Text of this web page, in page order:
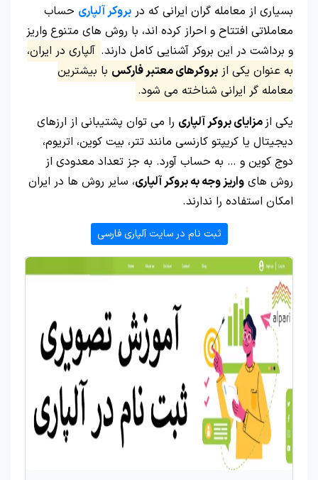
بسیاری از معامله گران ایرانی که در بروکر آلپاری حساب
معاملاتی افتتاح و احراز کرده اند، با روش های متنوع واریز
و برداشت در این بروکر آشنایی کامل دارند. آلپاری در ایران،
به عنوان یکی از بروکرهای معتبر فارکس با بیشترین
معامله گر ایرانی شناخته می شود.
یکی ازمزایای بروکر آلپاری را می توان پشتیبانی از ارزهای
دیجیتال یا کریپتو کارنسی مانند تتر، بیت کوین، اتریوم،
دوج کوین و … به حساب آورد. به جز تعداد معدودی از
روش های واریز وجه به بروکر آلپاری، سایر روش ها در ایران
امکان استفاده را ندارند.
ثبت نام در سایت آلپاری فارسی